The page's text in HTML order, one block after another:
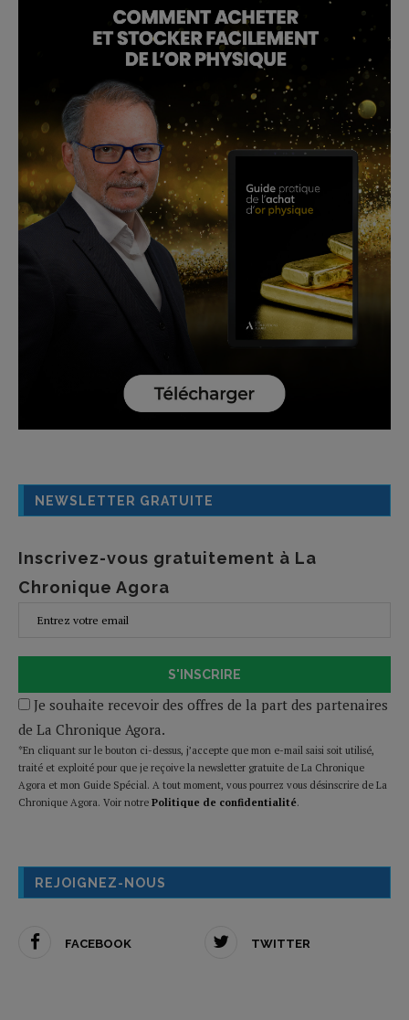
NEWSLETTER GRATUITE
Inscrivez-vous gratuitement à La
Chronique Agora
S'INSCRIRE
Je souhaite recevoir des offres de la part des partenaires
de La Chronique Agora.
*En cliquant sur le bouton ci-dessus, j’accepte que mon e-mail saisi soit utilisé,
traité et exploité pour que je reçoive la newsletter gratuite de La Chronique
Agora et mon Guide Spécial. A tout moment, vous pourrez vous désinscrire de La
Chronique Agora. Voir notre Politique de confidentialité.
REJOIGNEZ-NOUS
FACEBOOK TWITTER